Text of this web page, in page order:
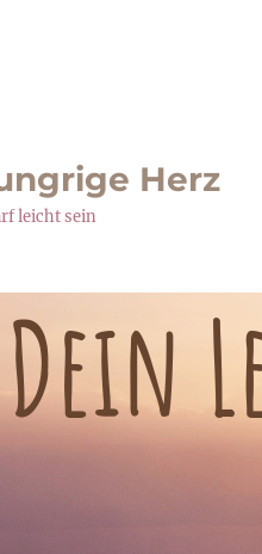
Herz
leicht sein